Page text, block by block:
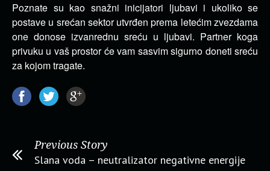
Poznate su kao snažni inicijatori ljubavi i ukoliko se
postave u srećan sektor utvrđen prema letećim zvezdama
one donose izvanrednu sreću u ljubavi. Partner koga
privuku u vaš prostor će vam sasvim sigurno doneti sreću
za kojom tragate.
Previous Story
Slana voda – neutralizator negativne energije